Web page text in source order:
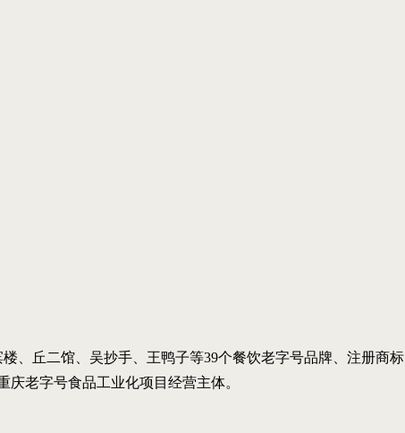
、丘二馆、吴抄手、王鸭子等39个餐饮老字号品牌、注册商标
老字号食品工业化项目经营主体。